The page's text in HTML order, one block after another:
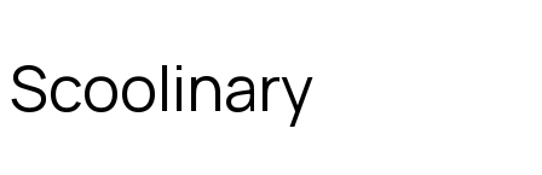
Scoolinary